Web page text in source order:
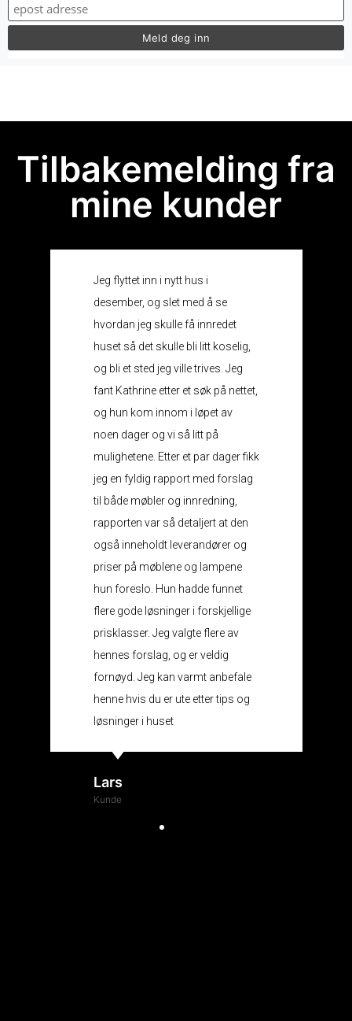
Tilbakemelding fra
mine kunder
Jeg flyttet inn i nytt hus i
desember, og slet med å se
hvordan jeg skulle få innredet
huset så det skulle bli litt koselig,
og bli et sted jeg ville trives. Jeg
fant Kathrine etter et søk på nettet,
og hun kom innom i løpet av
noen dager og vi så litt på
mulighetene. Etter et par dager fikk
jeg en fyldig rapport med forslag
til både møbler og innredning,
rapporten var så detaljert at den
også inneholdt leverandører og
priser på møblene og lampene
hun foreslo. Hun hadde funnet
flere gode løsninger i forskjellige
prisklasser. Jeg valgte flere av
hennes forslag, og er veldig
fornøyd. Jeg kan varmt anbefale
henne hvis du er ute etter tips og
løsninger i huset
Lars
Kunde